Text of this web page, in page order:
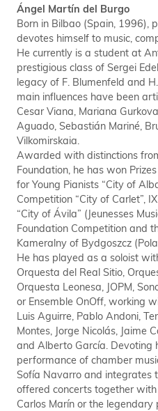
Ángel Martín del Burgo
Born in Bilbao (Spain, 1996),
devotes himself to music,
He currently is a student at
prestigious class of Sergei
legacy of F. Blumenfeld and
main influences have been
Cesar Viana, Mariana
Aguado, Sebastián Mariné,
Vilkomirskaia.
Awarded with distinctions
Foundation, he has won
for Young Pianists “City of
Competition “City of Carlet”,
“City of Ávila” (Jeunesses
Foundation Competition and
Kameralny of Bydgoszcz
He has played as a soloist
Orquesta del Real Sitio,
Orquesta Leonesa, JOPM,
or Ensemble OnOff, working
Luis Aguirre, Pablo Andoni,
Montes, Jorge Nicolás, Jaime
and Alberto García. Devoting
performance of chamber
Sofía Navarro and integrates
offered concerts together with
Carlos Marín or the legendary